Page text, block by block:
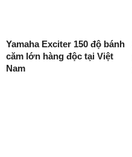
Yamaha Exciter 150 độ bánh
căm lớn hàng độc tại Việt
Nam